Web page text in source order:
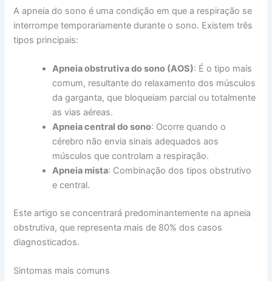
A apneia do sono é uma condição em que a respiração se
interrompe temporariamente durante o sono. Existem três
tipos principais:
Apneia obstrutiva do sono (AOS): É o tipo mais
comum, resultante do relaxamento dos músculos
da garganta, que bloqueiam parcial ou totalmente
as vias aéreas.
Apneia central do sono: Ocorre quando o
cérebro não envia sinais adequados aos
músculos que controlam a respiração.
Apneia mista: Combinação dos tipos obstrutivo
e central.
Este artigo se concentrará predominantemente na apneia
obstrutiva, que representa mais de 80% dos casos
diagnosticados.
Sintomas mais comuns